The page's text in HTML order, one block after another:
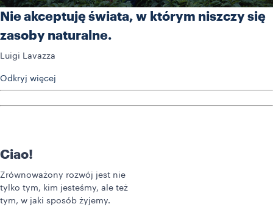
Nie akceptuję świata, w którym niszczy się
zasoby naturalne.
Luigi Lavazza
Odkryj więcej
Ciao!
Zrównoważony rozwój jest nie
tylko tym, kim jesteśmy, ale też
tym, w jaki sposób żyjemy.